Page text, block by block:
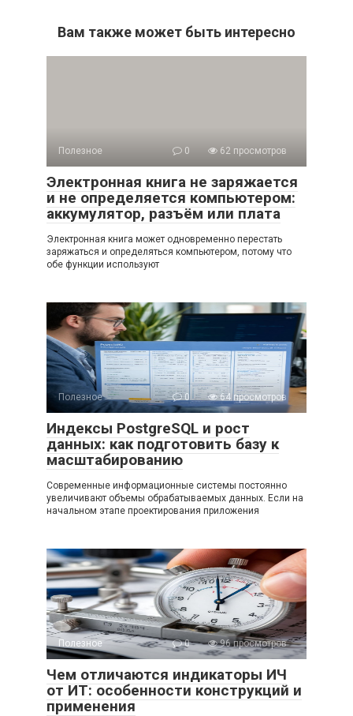
Вам также может быть интересно
Полезное 0 62 просмотров
Электронная книга не заряжается
и не определяется компьютером:
аккумулятор, разъём или плата
Электронная книга может одновременно перестать
заряжаться и определяться компьютером, потому что
обе функции используют
Полезное 0 64 просмотров
Индексы PostgreSQL и рост
данных: как подготовить базу к
масштабированию
Современные информационные системы постоянно
увеличивают объемы обрабатываемых данных. Если на
начальном этапе проектирования приложения
Полезное 0 96 просмотров
Чем отличаются индикаторы ИЧ
от ИТ: особенности конструкций и
применения